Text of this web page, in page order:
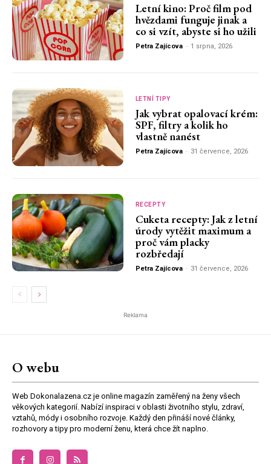
Letní kino: Proč film pod
hvězdami funguje jinak a
co si vzít, abyste si ho užili
Petra Zajícova - 1 srpna, 2026
LETNÍ TIPY
Jak vybrat opalovací krém:
SPF, filtry a kolik ho
vlastně nanést
Petra Zajícova - 31 července, 2026
RECEPTY
Cuketa recepty: Jak z letní
úrody vytěžit maximum a
proč vám placky
rozbředají
Petra Zajícova - 31 července, 2026
Reklama
O webu
Web Dokonalazena.cz je online magazín zaměřený na ženy všech
věkových kategorií. Nabízí inspiraci v oblasti životního stylu, zdraví,
vztahů, módy i osobního rozvoje. Každý den přináší nové články,
rozhovory a tipy pro moderní ženu, která chce žít naplno.